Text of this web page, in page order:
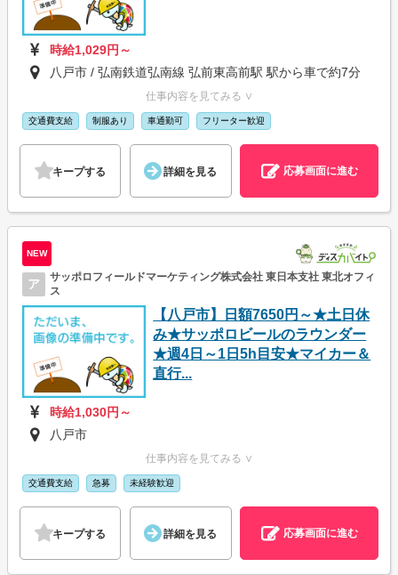
時給1,029円～
八戸市 / 弘南鉄道弘南線 弘前東高前駅 駅から車で約7分
仕事内容を見てみる ∨
交通費支給 制服あり 車通勤可 フリーター歓迎
キープする 詳細を見る 応募画面に進む
NEW
ア
サッポロフィールドマーケティング株式会社 東日本支社 東北オフィ
ス
【八戸市】日額7650円～★土日休
み★サッポロビールのラウンダー
★週4日～1日5h目安★マイカー＆
直行...
時給1,030円～
八戸市
仕事内容を見てみる ∨
交通費支給 急募 未経験歓迎
キープする 詳細を見る 応募画面に進む